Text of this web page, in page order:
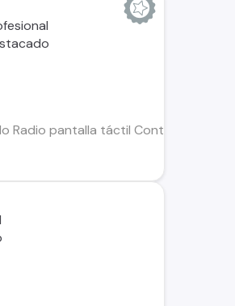
Radio pantalla táctil Controles de